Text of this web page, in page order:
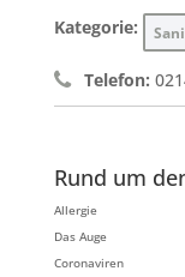
Kategorie:
Telefon:
Rund um
Allergie
Das Auge
Coronaviren